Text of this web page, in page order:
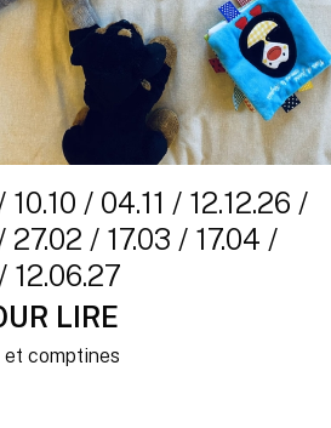
10.10 / 04.11 / 12.12.26 /
27.02 / 17.03 / 17.04 /
12.06.27
LIRE
comptines